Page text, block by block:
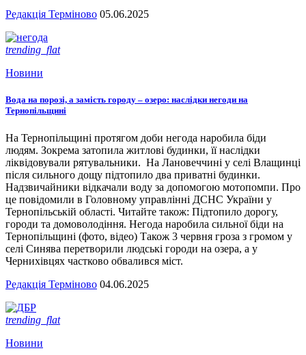
Редакція Терміново 05.06.2025
trending_flat
Новини
Вода на порозі, а замість городу – озеро: наслідки негоди на
Тернопільщині
На Тернопільщині протягом доби негода наробила біди
людям. Зокрема затопила житлові будинки, її наслідки
ліквідовували рятувальники. На Лановеччині у селі Влащинці
після сильного дощу підтопило два приватні будинки.
Надзвичайники відкачали воду за допомогою мотопомпи. Про
це повідомили в Головному управлінні ДСНС України у
Тернопільській області. Читайте також: Підтопило дорогу,
городи та домоволодіння. Негода наробила сильної біди на
Тернопільщині (фото, відео) Також 3 червня гроза з громом у
селі Синява перетворили людські городи на озера, а у
Чернихівцях частково обвалився міст.
Редакція Терміново 04.06.2025
trending_flat
Новини